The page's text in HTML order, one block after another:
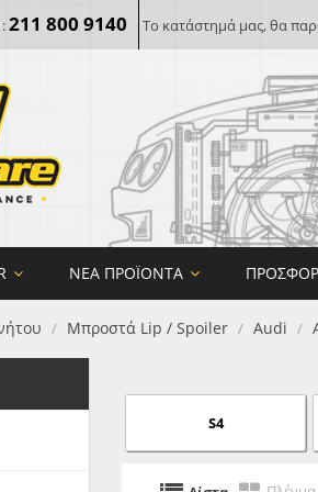
211 800 9140 Το κατάστημά μας, θα
ΝΈΑ ΠΡΟΪΌΝΤΑ
/ Μπροστά Lip / Spoiler / Audi /
FORGE
MAXTON DESIGN
S4